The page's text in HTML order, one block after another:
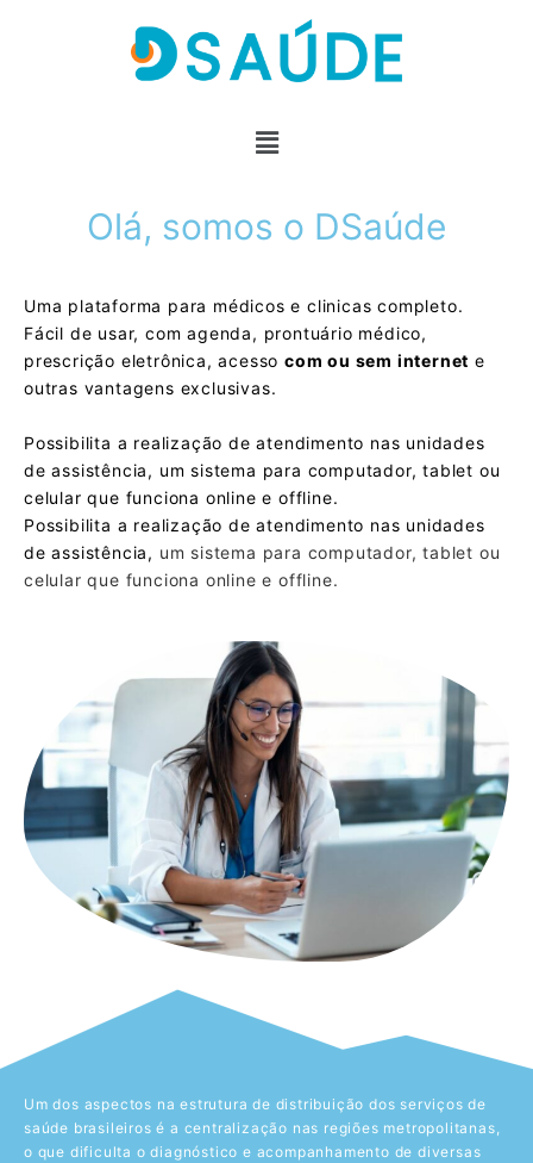
Olá, somos o DSaúde
Uma plataforma para médicos e clinicas completo.
Fácil de usar, com agenda, prontuário médico,
prescrição eletrônica, acessocom ou sem internet e
outras vantagens exclusivas.
Possibilita a realização de atendimento nas unidades
de assistência, um sistema para computador, tablet ou
celular que funciona online e offline.
Possibilita a realização de atendimento nas unidades
de assistência, um sistema para computador, tablet ou
celular que funciona online e offline.
Um dos aspectos na estrutura de distribuição dos serviços de
saúde brasileiros é a centralização nas regiões metropolitanas,
o que dificulta o diagnóstico e acompanhamento de diversas